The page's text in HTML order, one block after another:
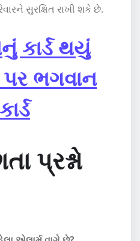
સુરક્ષિત રાખી શકે છે.
કાર્ડ થયું
પર ભગવાન
પ્રશ્નો